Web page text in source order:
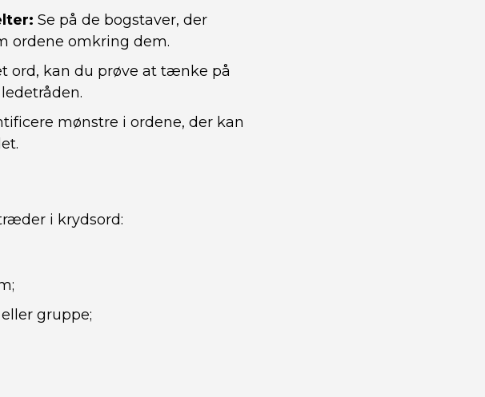
Se på de bogstaver, der
ordene omkring dem.
ord, kan du prøve at tænke på
mønstre i ordene, der kan
i krydsord:
gruppe;